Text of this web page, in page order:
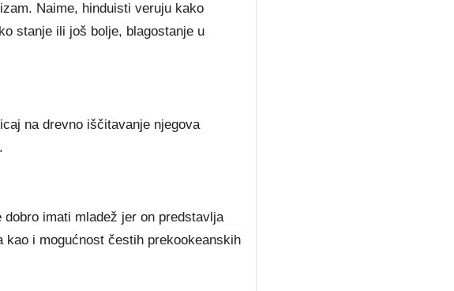
Naime, hinduisti veruju kako
stanje ili još bolje, blagostanje u
na drevno iščitavanje njegova
imati mladež jer on predstavlja
i mogućnost čestih prekookeanskih